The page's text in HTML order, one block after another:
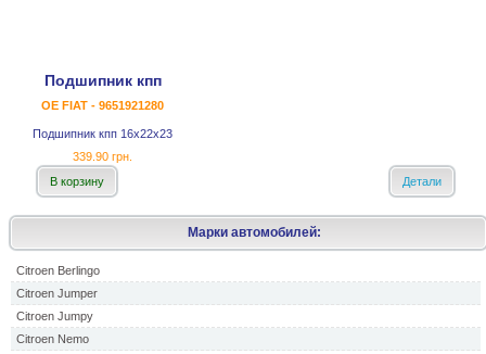
Марки автомобилей:
Citroen Berlingo
Citroen Jumper
Citroen Jumpy
Citroen Nemo
Подшипник кпп
OE FIAT - 9651921280
Подшипник кпп 16x22x23
339.90 грн.
В корзину
Детали